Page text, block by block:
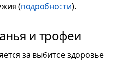
(подробности).
и трофеи
за выбитое здоровье